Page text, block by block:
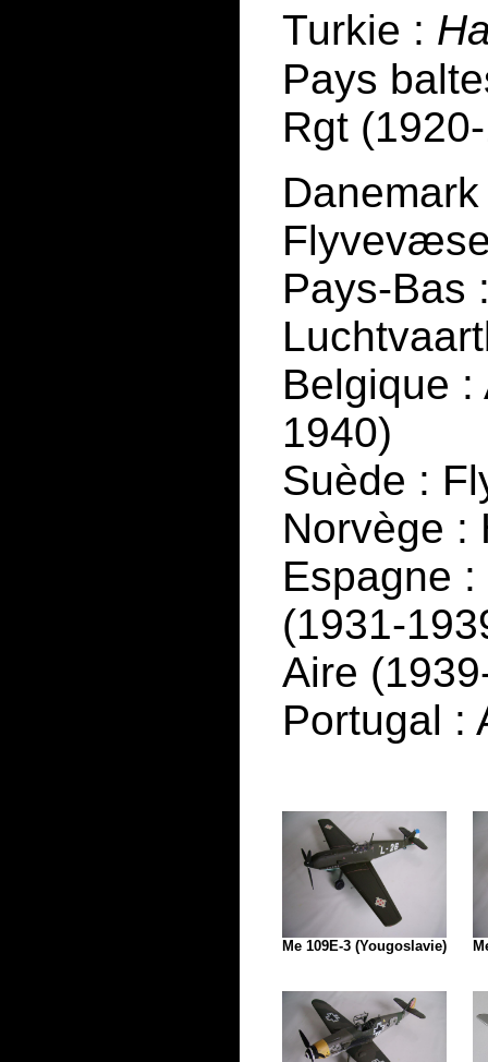
Turkie :
Pays
Rgt
Pays-Bas
Belgique
1940)
Suède :
Norvège :
Espagne
(1931-
Aire
Portugal :
Me 109E-3 (Yougoslavie)